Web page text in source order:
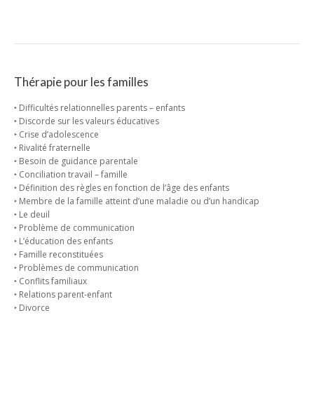
Thérapie pour les familles
‣ Difficultés relationnelles parents – enfants
‣ Discorde sur les valeurs éducatives
‣ Crise d’adolescence
‣ Rivalité fraternelle
‣ Besoin de guidance parentale
‣ Conciliation travail – famille
‣ Définition des règles en fonction de l’âge des enfants
‣ Membre de la famille atteint d’une maladie ou d’un handicap
‣ Le deuil
‣ Problème de communication
‣ L’éducation des enfants
‣ Famille reconstituées
‣ Problèmes de communication
‣ Conflits familiaux
‣ Relations parent-enfant
‣ Divorce